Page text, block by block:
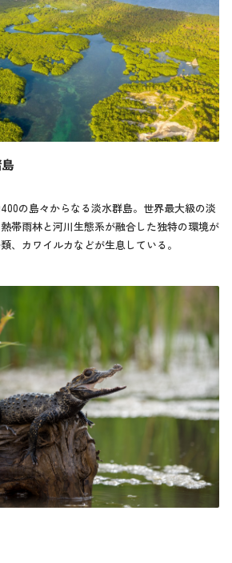
の島々からなる淡水群島。世界最大級の淡
帯雨林と河川生態系が融合した独特の環境が
、カワイルカなどが生息している。